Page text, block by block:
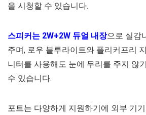
을 시청할 수 있습니다.
스피커는 2W+2W 듀얼 내장으로 실감
주며, 로우 블루라이트와 플리커프리
니터를 사용해도 눈에 무리를 주지 않
수 있습니다.
포트는 다양하게 지원하기에 외부 기